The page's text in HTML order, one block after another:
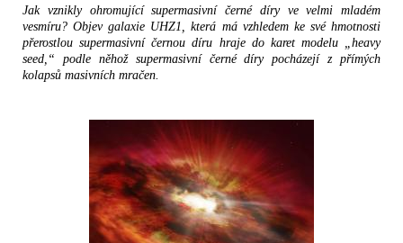
Jak vznikly ohromující supermasivní černé díry ve velmi mladém
vesmíru? Objev galaxie UHZ1, která má vzhledem ke své hmotnosti
přerostlou supermasivní černou díru hraje do karet modelu „heavy
seed,“ podle něhož supermasivní černé díry pocházejí z přímých
kolapsů masivních mračen.